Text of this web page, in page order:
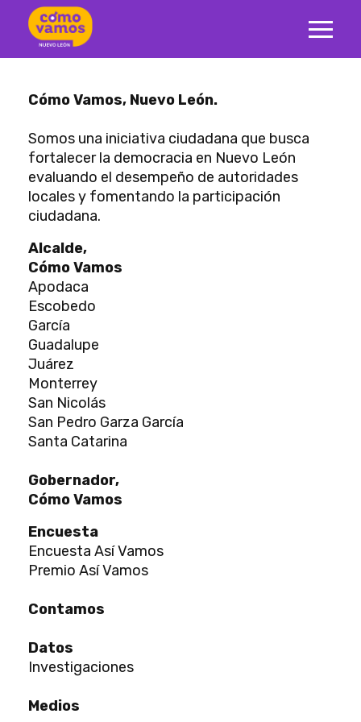
Cómo Vamos, Nuevo León.
Somos una iniciativa ciudadana que busca
fortalecer la democracia en Nuevo León
evaluando el desempeño de autoridades
locales y fomentando la participación
ciudadana.
Alcalde,
Cómo Vamos
Apodaca
Escobedo
García
Guadalupe
Juárez
Monterrey
San Nicolás
San Pedro Garza García
Santa Catarina
Gobernador,
Cómo Vamos
Encuesta
Encuesta Así Vamos
Premio Así Vamos
Contamos
Datos
Investigaciones
Medios